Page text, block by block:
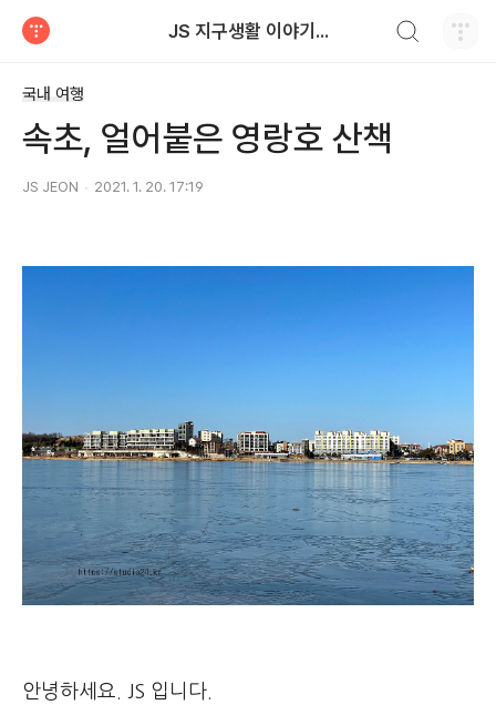
JS 지구생활 이야기...
국내 여행
속초, 얼어붙은 영랑호 산책
JS JEON 2021. 1. 20. 17:19
안녕하세요. JS 입니다.